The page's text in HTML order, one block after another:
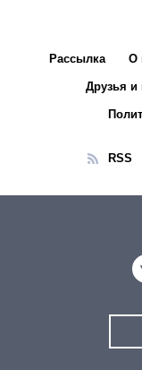
Рассылка О
Друзья и
RSS